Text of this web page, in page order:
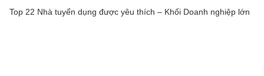
Top 22 Nhà tuyển dụng được yêu thích – Khối Doanh nghiệp lớn